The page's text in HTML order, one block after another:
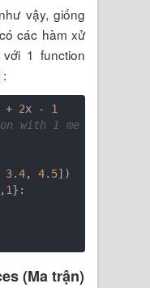
vậy, giống
các hàm xử
1 function
:
+ 2x - 1
with 1 me
3.4, 4.5
1}:
(Ma trận)